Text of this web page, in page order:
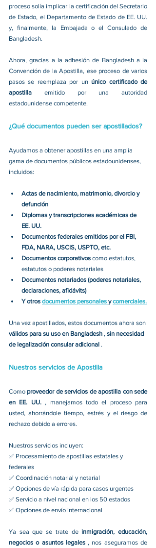
proceso solía implicar la certificación del Secretario
de Estado, el Departamento de Estado de EE. UU.
y, finalmente, la Embajada o el Consulado de
Bangladesh.
Ahora, gracias a la adhesión de Bangladesh a la
Convención de la Apostilla, ese proceso de varios
pasos se reemplaza por un único certificado de
apostilla emitido por una autoridad
estadounidense competente.
¿Qué documentos pueden ser apostillados?
Ayudamos a obtener apostillas en una amplia
gama de documentos públicos estadounidenses,
incluidos:
Actas de nacimiento, matrimonio, divorcio y
defunción
Diplomas y transcripciones académicas de
EE. UU.
Documentos federales emitidos por el FBI,
FDA, NARA, USCIS, USPTO, etc.
Documentos corporativos como estatutos,
estatutos o poderes notariales
Documentos notariados (poderes notariales,
declaraciones, afidávits)
Y otros documentos personales y comerciales.
Una vez apostillados, estos documentos ahora son
válidos para su uso en Bangladesh , sin necesidad
de legalización consular adicional .
Nuestros servicios de Apostilla
Como proveedor de servicios de apostilla con sede
en EE. UU. , manejamos todo el proceso para
usted, ahorrándole tiempo, estrés y el riesgo de
rechazo debido a errores.
Nuestros servicios incluyen:
✅ Procesamiento de apostillas estatales y
federales
✅ Coordinación notarial y notarial
✅ Opciones de vía rápida para casos urgentes
✅ Servicio a nivel nacional en los 50 estados
✅ Opciones de envío internacional
Ya sea que se trate de inmigración, educación,
negocios o asuntos legales , nos aseguramos de